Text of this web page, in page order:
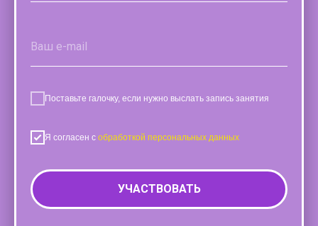
Поставьте галочку, если нужно выслать запись занятия
Я согласен с обработкой персональных данных
УЧАСТВОВАТЬ